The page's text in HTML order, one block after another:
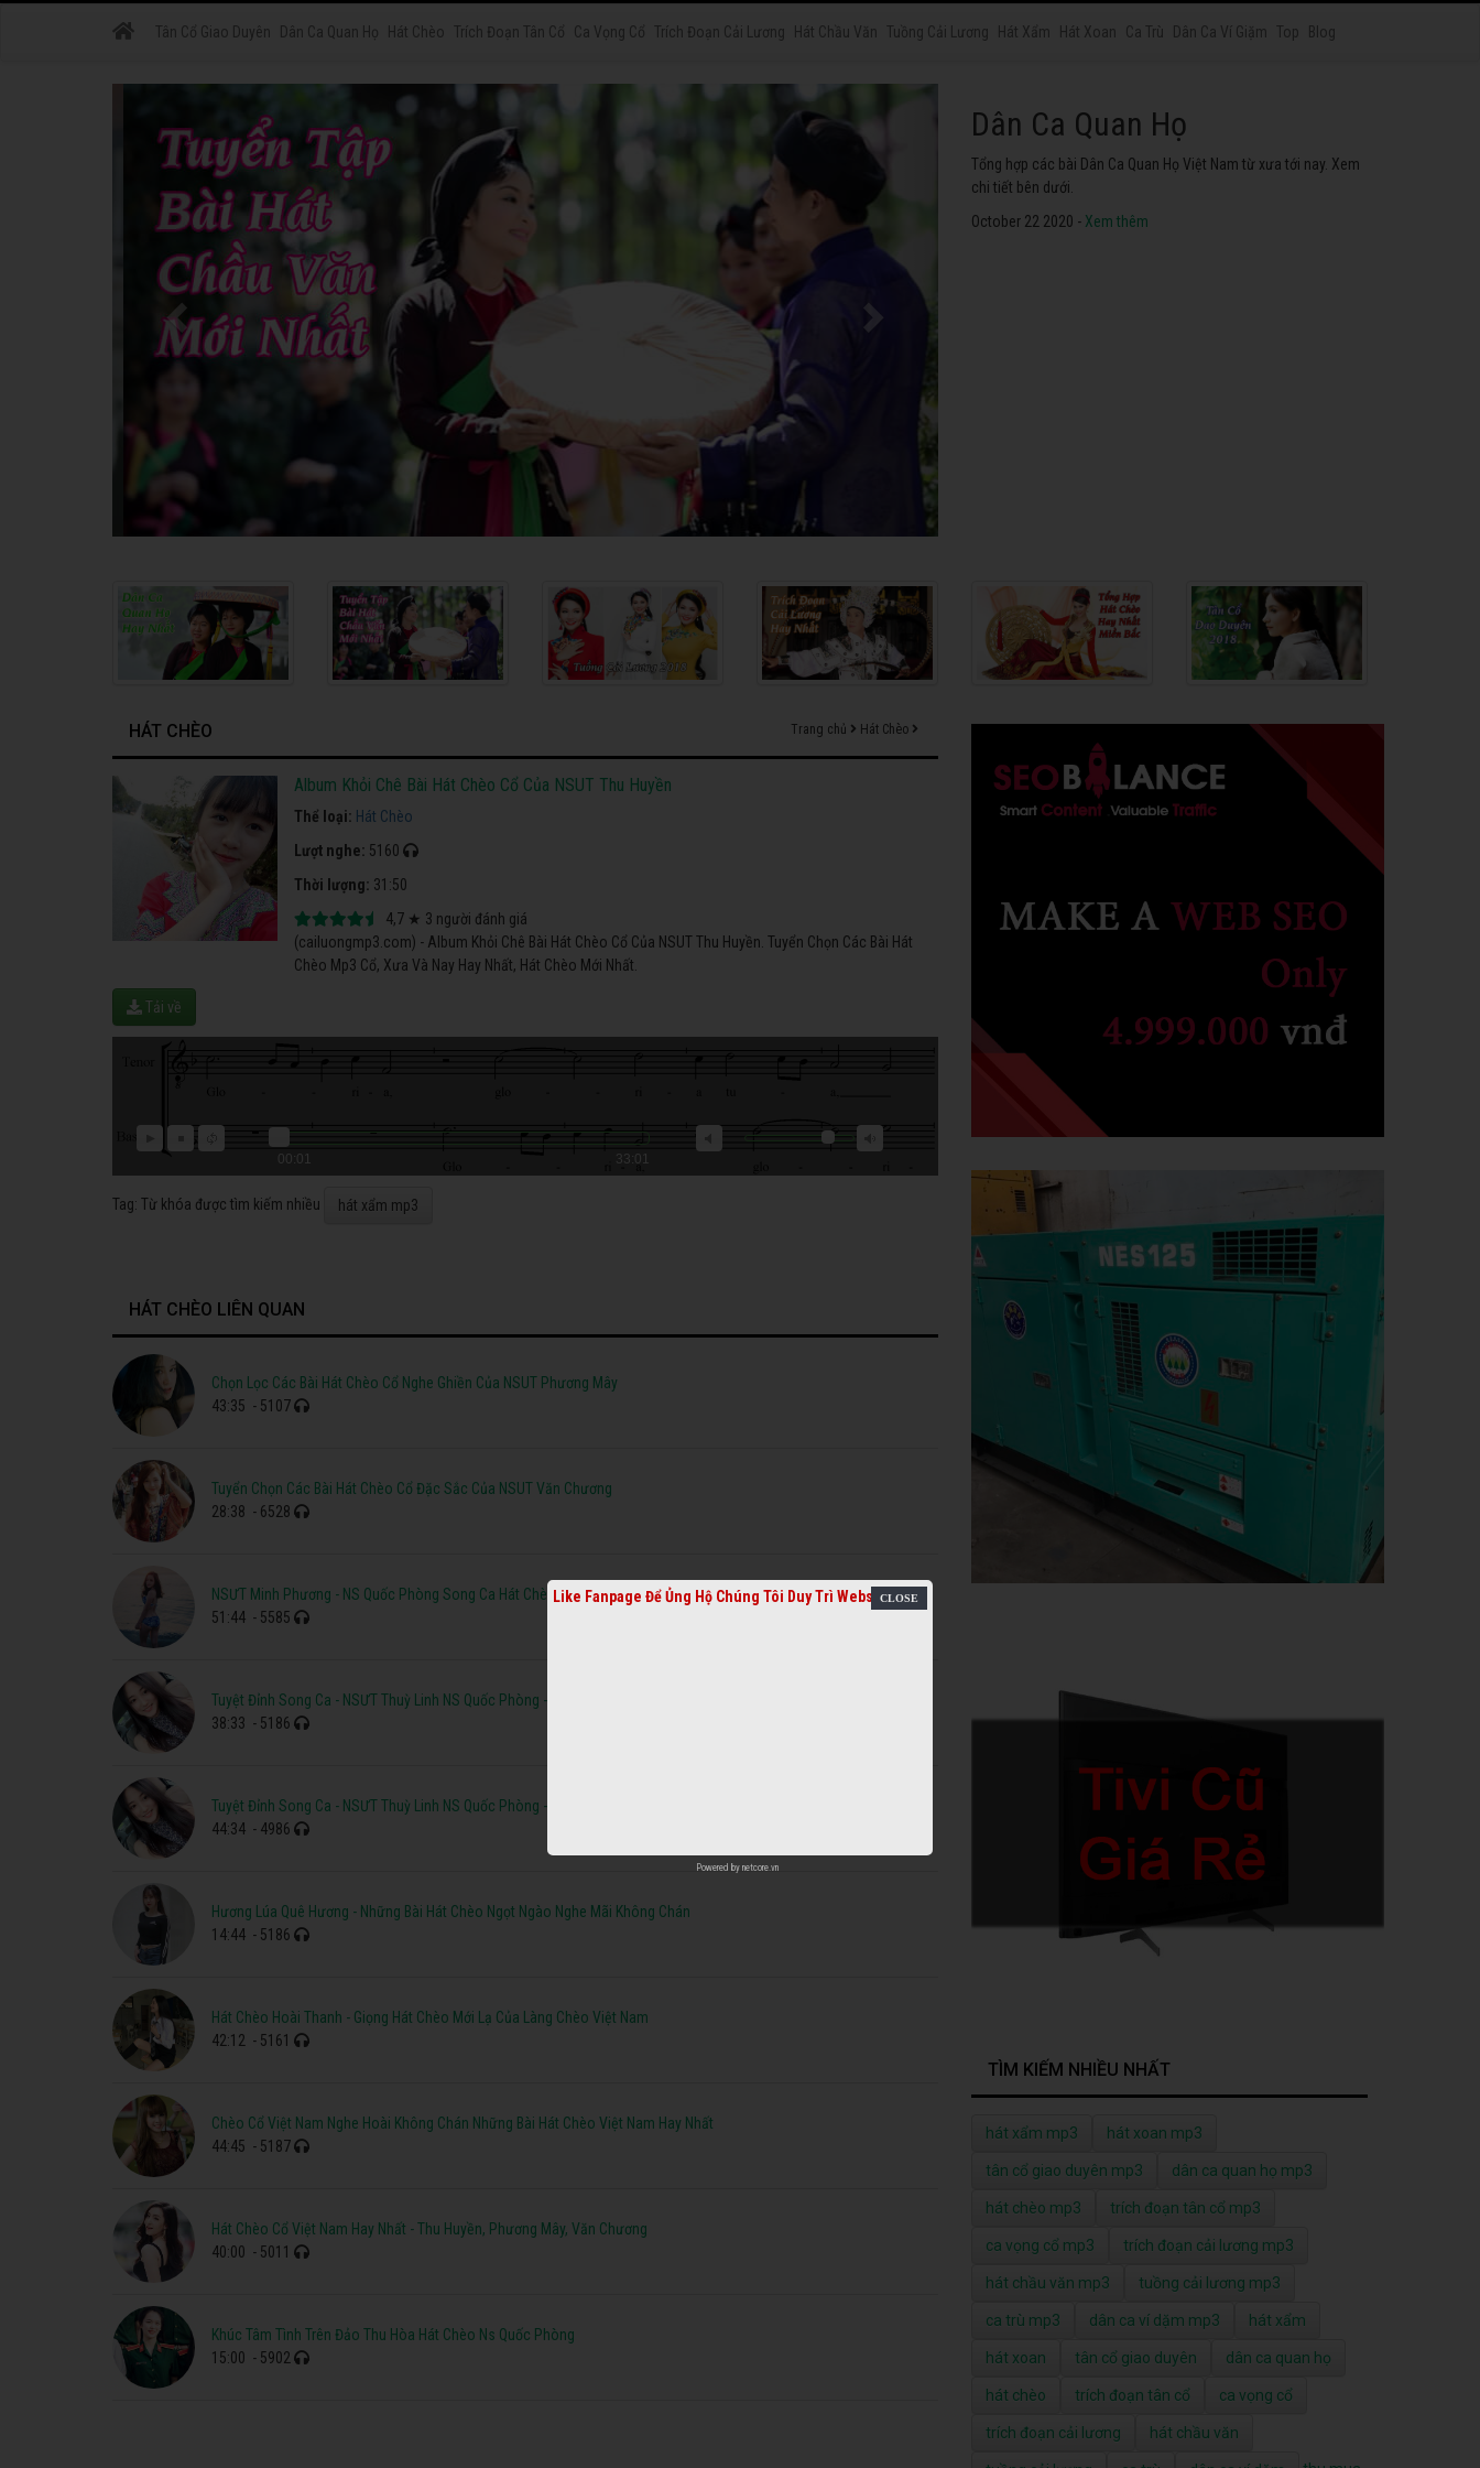
Tân Cổ Giao Duyên Dân Ca Quan Họ Hát Chèo Trích Đoạn Tân Cổ Ca Vọng Cổ Trích Đoạn Cải Lương Hát Chầu Văn Tuồng Cải Lương Hát Xẩm Hát Xoan Ca Trù Dân Ca Ví Giặm Top Blog
Hát Chầu Văn
Tuyển tập các ca khúc hát Chầu Văn hay nhất ở Việt Nam. Không
thể không nghe thử.
October 22 2020 - Xem thêm
HÁT CHÈO Trang chủ Hát Chèo
Album Khỏi Chê Bài Hát Chèo Cổ Của NSUT Thu Huyền
Thể loại: Hát Chèo
Lượt nghe: 5160
Thời lượng: 31:50
4,7 ★ 3 người đánh giá
(cailuongmp3.com) - Album Khỏi Chê Bài Hát Chèo Cổ Của NSUT Thu Huyền. Tuyển Chọn Các Bài Hát
Chèo Mp3 Cổ, Xưa Và Nay Hay Nhất, Hát Chèo Mới Nhất.
Tải về
00:01 33:01
Tag: Từ khóa được tìm kiếm nhiều hát xẩm mp3
HÁT CHÈO LIÊN QUAN
Chọn Lọc Các Bài Hát Chèo Cổ Nghe Ghiền Của NSUT Phương Mây
43:35 - 5107
Tuyển Chọn Các Bài Hát Chèo Cổ Đặc Sắc Của NSUT Văn Chương
28:38 - 6528
NSƯT Minh Phương - NS Quốc Phòng Song Ca Hát Chèo Mới Nhất
51:44 - 5585
Tuyệt Đỉnh Song Ca - NSƯT Thuỳ Linh NS Quốc Phòng - Hát Câu Chung Thuỷ Phần 1
38:33 - 5186
Tuyệt Đỉnh Song Ca - NSƯT Thuỳ Linh NS Quốc Phòng - Hát Câu Chung Thuỷ Phần 2
44:34 - 4986
Hương Lúa Quê Hương - Những Bài Hát Chèo Ngọt Ngào Nghe Mãi Không Chán
14:44 - 5186
Hát Chèo Hoài Thanh - Giọng Hát Chèo Mới Lạ Của Làng Chèo Việt Nam
42:12 - 5161
Chèo Cổ Việt Nam Nghe Hoài Không Chán Những Bài Hát Chèo Việt Nam Hay Nhất
44:45 - 5187
Hát Chèo Cổ Việt Nam Hay Nhất - Thu Huyền, Phương Mây, Văn Chương
40:00 - 5011
Khúc Tâm Tình Trên Đảo Thu Hòa Hát Chèo Ns Quốc Phòng
15:00 - 5902
TÌM KIẾM NHIỀU NHẤT
hát xẩm mp3 hát xoan mp3
tân cổ giao duyên mp3 dân ca quan họ mp3
hát chèo mp3 trích đoạn tân cổ mp3
ca vọng cổ mp3 trích đoạn cải lương mp3
hát chầu văn mp3 tuồng cải lương mp3
ca trù mp3 dân ca ví dặm mp3 hát xẩm
hát xoan tân cổ giao duyên dân ca quan họ
hát chèo trích đoạn tân cổ ca vọng cổ
trích đoạn cải lương hát chầu văn
Like Fanpage Để Ủng Hộ Chúng Tôi Duy Trì Website
Powered by netcore.vn